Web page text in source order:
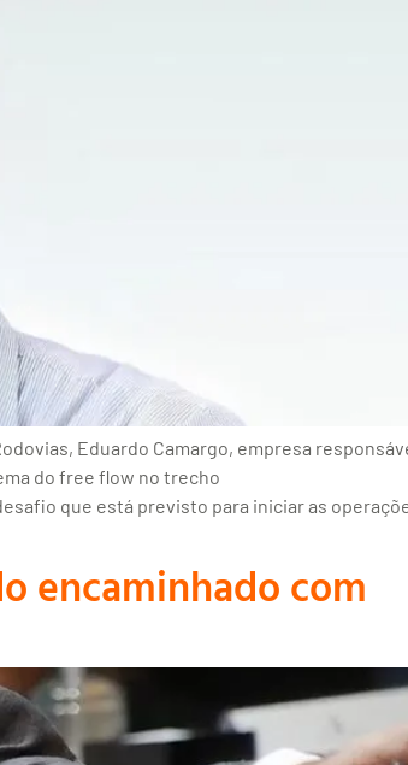
Eduardo Camargo, empresa
do free flow no trecho
que está previsto para iniciar as
encaminhado com